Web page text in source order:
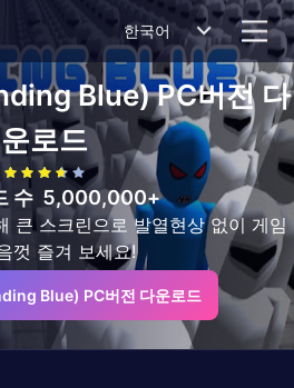
한국어
Blue)PC버전 다
운로드
수 5,000,000+
큰 스크린으로 발열현상 없이 게임
껏 즐겨 보세요!
Blue) PC버전 다운로드